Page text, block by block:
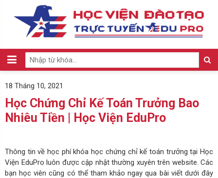
18 Tháng 10, 2021
Học Chứng Chỉ Kế Toán Trưởng Bao
Nhiêu Tiền | Học Viện EduPro
Thông tin về học phí khóa học chứng chỉ kế toán trưởng tại Học
Viện EduPro luôn được cập nhật thường xuyên trên website. Các
bạn học viên cũng có thể tham khảo ngay qua bài viết dưới đây